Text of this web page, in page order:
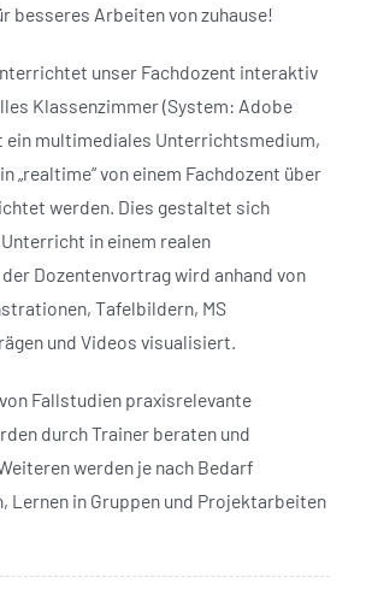
besseres Arbeiten von zuhause!
unser Fachdozent interaktiv
Klassenzimmer (System: Adobe
ein multimediales Unterrichtsmedium,
„realtime“ von einem Fachdozent über
werden. Dies gestaltet sich
in einem realen
Dozentenvortrag wird anhand von
Tafelbildern, MS
und Videos visualisiert.
Fallstudien praxisrelevante
durch Trainer beraten und
werden je nach Bedarf
Lernen in Gruppen und Projektarbeiten